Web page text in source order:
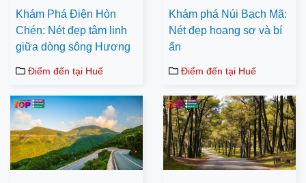
Khám Phá Điện Hòn
Chén: Nét đẹp tâm linh
giữa dòng sông Hương
Điểm đến tại Huế
Khám phá Núi Bạch Mã:
Nét đẹp hoang sơ và bí
ẩn
Điểm đến tại Huế